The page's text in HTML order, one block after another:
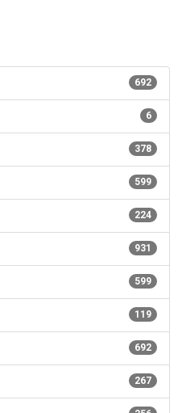
692
6
378
599
224
931
599
119
692
267